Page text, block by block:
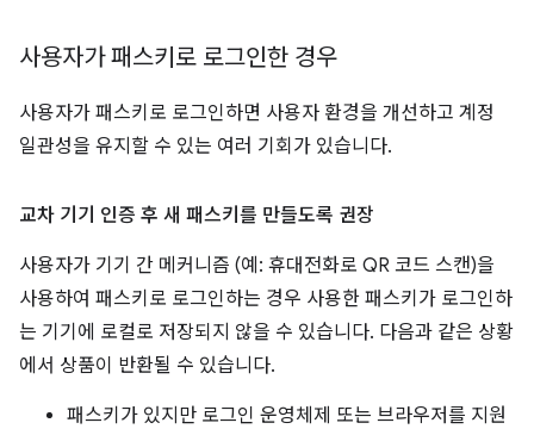
사용자가 패스키로 로그인한 경우
사용자가 패스키로 로그인하면 사용자 환경을 개선하고 계정
일관성을 유지할 수 있는 여러 기회가 있습니다.
교차 기기 인증 후 새 패스키를 만들도록 권장
사용자가 기기 간 메커니즘 (예: 휴대전화로 QR 코드 스캔)을
사용하여 패스키로 로그인하는 경우 사용한 패스키가 로그인하
는 기기에 로컬로 저장되지 않을 수 있습니다. 다음과 같은 상황
에서 상품이 반환될 수 있습니다.
패스키가 있지만 로그인 운영체제 또는 브라우저를 지원